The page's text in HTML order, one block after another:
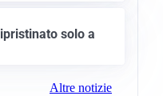
solo a
Altre notizie